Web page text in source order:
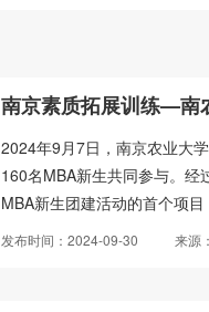
南京素质拓展训练—南
2024年9月7日，南京农业大
160名MBA新生共同参与。
MBA新生团建活动的首个项
着热身活动，一系列简单有
发布时间：2024-09-30 来源